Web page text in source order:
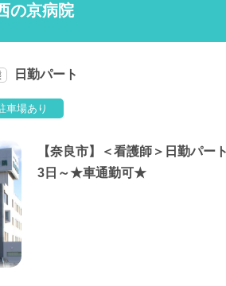
の京病院
日勤パート
車場あり
【奈良市】＜看護師＞日勤パ
3日～★車通勤可★